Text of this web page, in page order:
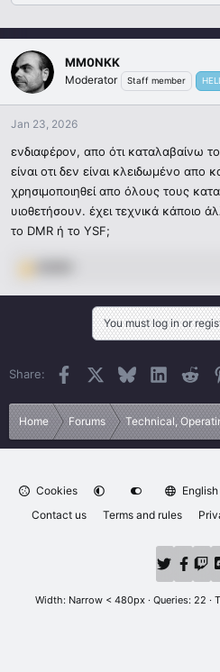
MM0NKK
Moderator Staff member
Jan 23, 2026
ενδιαφέρον, απο ότι καταλαβαίνω
είναι οτι δεν είναι κλειδωμένο απο
χρησιμοποιηθεί απο όλους τους
υιοθετήσουν. έχει τεχνικά κάποιο
το DMR ή το YSF;
o
s
:
You must log in or
Share: Facebook BlueskyLinkedIn
Home Forums Technical,
Cookies
Contact us
Terms and rules
Width Queries 22